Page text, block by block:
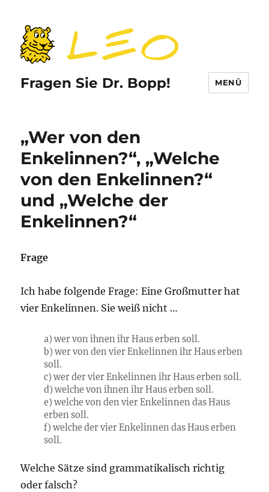
Fragen Sie Dr. Bopp! MENÜ
„Wer von den
Enkelinnen?“, „Welche
von den Enkelinnen?“
und „Welche der
Enkelinnen?“
Frage
Ich habe folgende Frage: Eine Großmutter hat
vier Enkelinnen. Sie weiß nicht …
a) wer von ihnen ihr Haus erben soll.
b) wer von den vier Enkelinnen ihr Haus erben
soll.
c) wer der vier Enkelinnen ihr Haus erben soll.
d) welche von ihnen ihr Haus erben soll.
e) welche von den vier Enkelinnen das Haus
erben soll.
f) welche der vier Enkelinnen das Haus erben
soll.
Welche Sätze sind grammatikalisch richtig
oder falsch?